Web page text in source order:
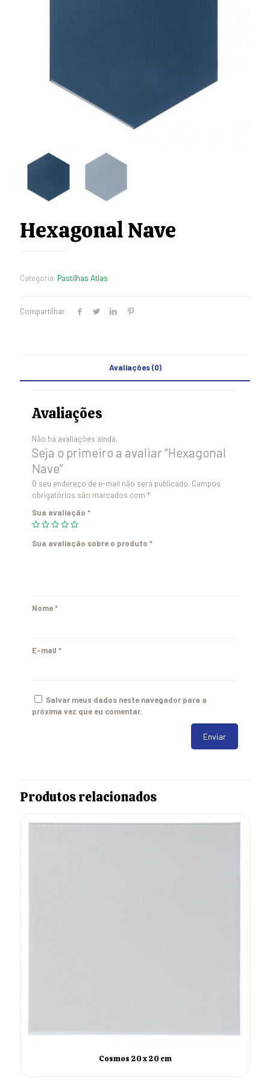
Hexagonal Nave
Categoria: Pastilhas Atlas
Compartilhar
Avaliações (0)
Avaliações
Não há avaliações ainda.
Seja o primeiro a avaliar “Hexagonal
Nave”
O seu endereço de e-mail não será publicado. Campos
obrigatórios são marcados com *
Sua avaliação *
Sua avaliação sobre o produto *
Nome*
E-mail *
Salvar meus dados neste navegador para a
próxima vez que eu comentar.
Produtos relacionados
Cosmos 20 x 20 cm